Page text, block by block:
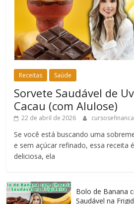
Receitas Saúde
Sorvete Saudável de
Cacau (com Alulose)
22 de abril de 2026
Se você está buscando uma
e sem açúcar refinado, essa receita
deliciosa, ela
Bolo de Banana
Saudável na